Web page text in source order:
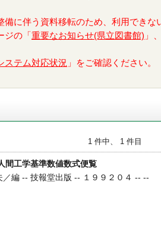
備に伴う資料移転のため、利用できな
ジの「 重要なお知らせ(県立図書館) 」
ステム対応状況 」をご確認ください。
1 件中、 1 件目
間工学基準数値数式便覧
／編 -- 技報堂出版 -- １９９２０４ -- --